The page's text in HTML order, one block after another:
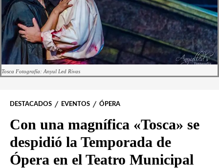
Tosca Fotografía: Anyul Led Rivas
DESTACADOS EVENTOS ÓPERA
Con una magnífica «Tosca» se
despidió la Temporada de
Ópera en el Teatro Municipal